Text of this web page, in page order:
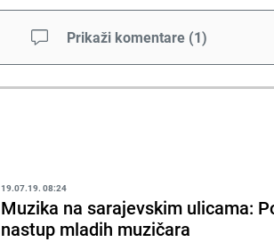
Prikaži komentare (1)
19.07.19. 08:24
Muzika na sarajevskim ulicama:
nastup mladih muzičara